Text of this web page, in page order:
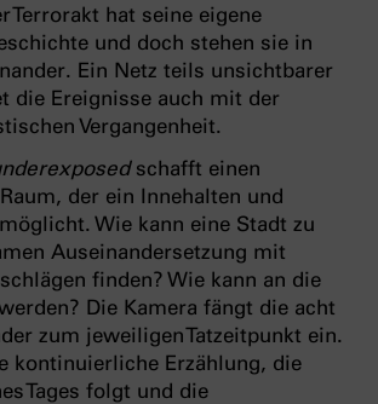
Terrorakt hat seine eigene
und doch stehen sie in
Ein Netz teils unsichtbarer
die Ereignisse auch mit der
Vergangenheit.
schafft einen
der ein Innehalten und
Wie kann eine Stadt zu
Auseinandersetzung mit
finden? Wie kann an die
Die Kamera fängt die acht
zum jeweiligen Tatzeitpunkt ein.
kontinuierliche Erzählung, die
Tages folgt und die